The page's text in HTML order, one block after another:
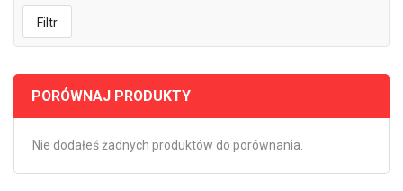
Filtr
PORÓWNAJ PRODUKTY
Nie dodałeś żadnych produktów do porównania.